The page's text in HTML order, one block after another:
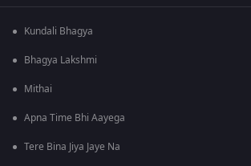
Kundali Bhagya
Bhagya Lakshmi
Mithai
Apna Time Bhi Aayega
Tere Bina Jiya Jaye Na